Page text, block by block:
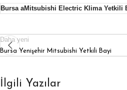
Bursa aMitsubishi Electric Klima Yetkili
Daha yeni
Bursa Yenişehir Mitsubishi Yetkili Bayi
İlgili Yazılar